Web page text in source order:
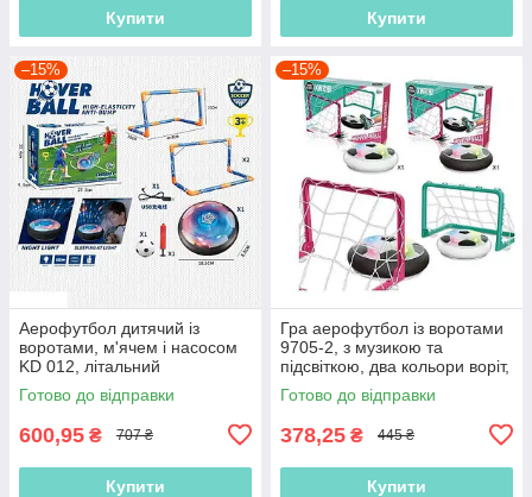
Купити Купити
–15%
Аерофутбол дитячий із
воротами, м'ячем і насосом
KD 012, літальний
футбольний м'яч
Готово до відправки
600,95 ₴ 707 ₴
Купити
–15%
Гра аерофутбол із воротами
9705-2, з музикою та
підсвіткою, два кольори воріт,
м'яч із бортиком, що захищає
меблі
Готово до відправки
378,25 ₴ 445 ₴
Купити